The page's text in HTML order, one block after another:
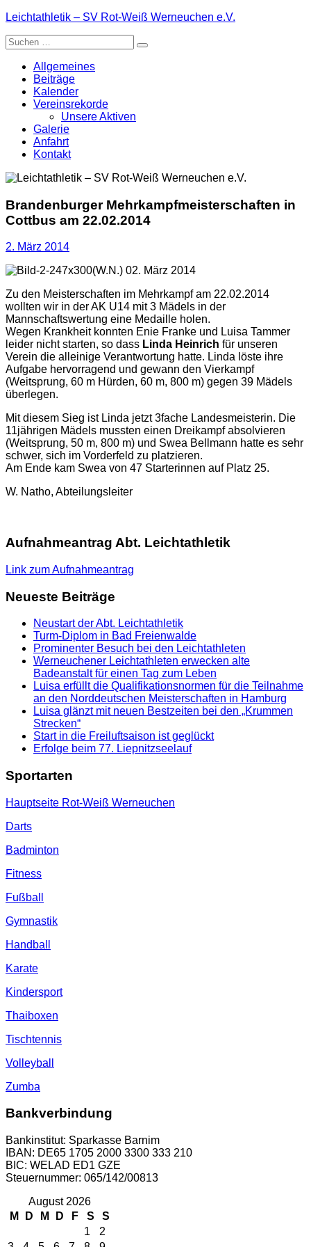
Zum
springen
Leichtathletik – SV Rot-Weiß Werneuchen e.V.
Suche
nach:
Allgemeines
Beiträge
Kalender
Vereinsrekorde
Unsere Aktiven
Galerie
Anfahrt
Kontakt
Brandenburger Mehrkampfmeisterschaften in
Cottbus am 22.02.2014
2. März 2014
(W.N.) 02. März 2014
Zu den Meisterschaften im Mehrkampf am 22.02.2014
wollten wir in der AK U14 mit 3 Mädels in der
Mannschaftswertung eine Medaille holen.
Wegen Krankheit konnten Enie Franke und Luisa Tammer
leider nicht starten, so dass Linda Heinrich für unseren
Verein die alleinige Verantwortung hatte. Linda löste ihre
Aufgabe hervorragend und gewann den Vierkampf
(Weitsprung, 60 m Hürden, 60 m, 800 m) gegen 39 Mädels
überlegen.
Mit diesem Sieg ist Linda jetzt 3fache Landesmeisterin. Die
11jährigen Mädels mussten einen Dreikampf absolvieren
(Weitsprung, 50 m, 800 m) und Swea Bellmann hatte es sehr
schwer, sich im Vorderfeld zu platzieren.
Am Ende kam Swea von 47 Starterinnen auf Platz 25.
W. Natho, Abteilungsleiter
Aufnahmeantrag Abt. Leichtathletik
Link zum Aufnahmeantrag
Neueste Beiträge
Neustart der Abt. Leichtathletik
Turm-Diplom in Bad Freienwalde
Prominenter Besuch bei den Leichtathleten
Werneuchener Leichtathleten erwecken alte
Badeanstalt für einen Tag zum Leben
Luisa erfüllt die Qualifikationsnormen für die Teilnahme
an den Norddeutschen Meisterschaften in Hamburg
Luisa glänzt mit neuen Bestzeiten bei den „Krummen
Strecken“
Start in die Freiluftsaison ist geglückt
Erfolge beim 77. Liepnitzseelauf
Sportarten
Hauptseite Rot-Weiß Werneuchen
Darts
Badminton
Fitness
Fußball
Gymnastik
Handball
Karate
Kindersport
Thaiboxen
Tischtennis
Volleyball
Zumba
Bankverbindung
Bankinstitut: Sparkasse Barnim
IBAN: DE65 1705 2000 3300 333 210
BIC: WELAD ED1 GZE
Steuernummer: 065/142/00813
August 2026
M
D M D F S
S
1
2